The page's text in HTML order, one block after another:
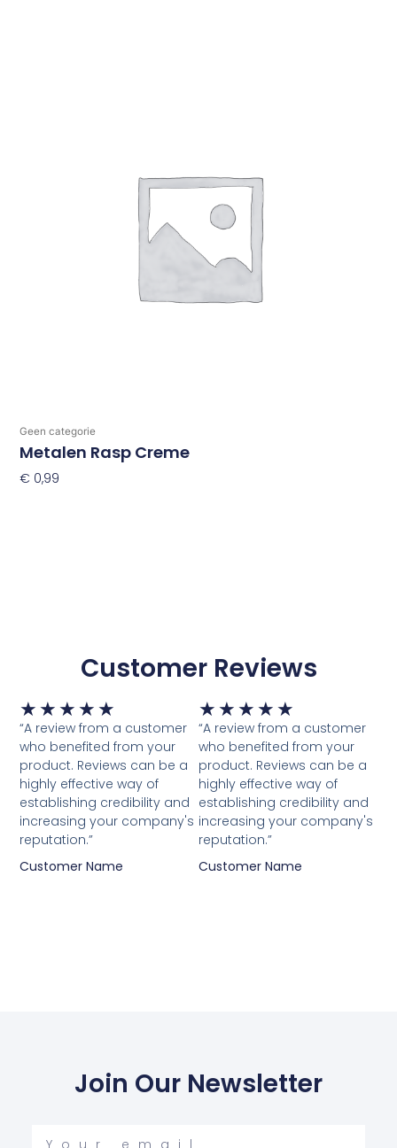
Geen categorie
Metalen Rasp Creme
€ 0,99
Customer Reviews
★ ★ ★ ★ ★ Waardering
5
van
5
“A review from a customer
who benefited from your
product. Reviews can be a
highly effective way of
establishing credibility and
increasing your company's
reputation.”
Customer Name
★ ★ ★ ★ ★
5
van
5
“A review from a customer
who benefited from your
product. Reviews can be a
highly effective way of
establishing credibility and
increasing your company's
reputation.”
Customer Name
Join Our Newsletter